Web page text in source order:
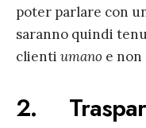
poter parlare con
saranno quindi
clienti umano e non
2.